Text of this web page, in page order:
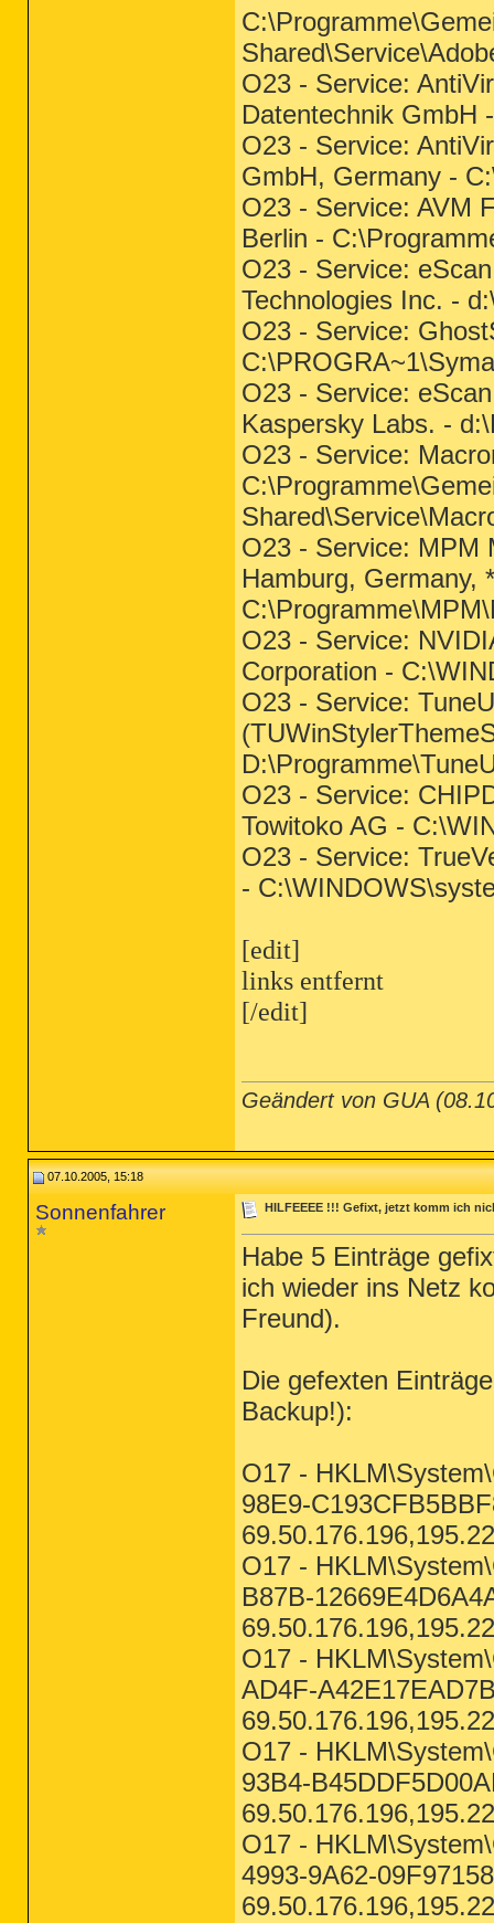
O23 - Service:
Datentechnik GmbH
O23 - Service:
GmbH, Germany -
O23 - Service: AVM
Berlin -
O23 - Service:
Technologies Inc. -
O23 - Service:
O23 - Service:
Kaspersky Labs. -
O23 - Service:
O23 - Service: MPM
Hamburg, Germany,
O23 - Service:
Corporation -
O23 - Service:
O23 - Service:
Towitoko AG -
O23 - Service:
-
[edit]
links entfernt
[/edit]
Geändert von GUA
07.10.2005, 15:18
Sonnenfahrer HILFEEEE !!! Gefixt, jetzt komm ich
Habe 5 Einträge
ich wieder ins Netz
Freund).
Die gefexten
Backup!):
O17 -
98E9-
O17 -
B87B-
O17 -
AD4F-
O17 -
93B4-
O17 -
4993-9A62-